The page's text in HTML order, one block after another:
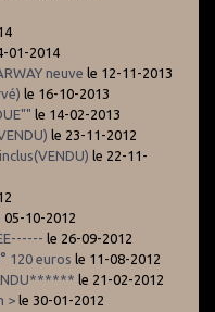
01-2014
neuve le 12-11-2013
le 16-10-2013
le 14-02-2013
le 23-11-2012
le 22-11-
05-10-2012
le 26-09-2012
120 euros le 11-08-2012
le 21-02-2012
> le 30-01-2012